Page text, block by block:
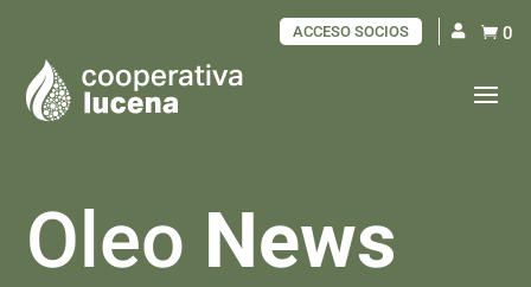
 0
ACCESO SOCIOS
Oleo News